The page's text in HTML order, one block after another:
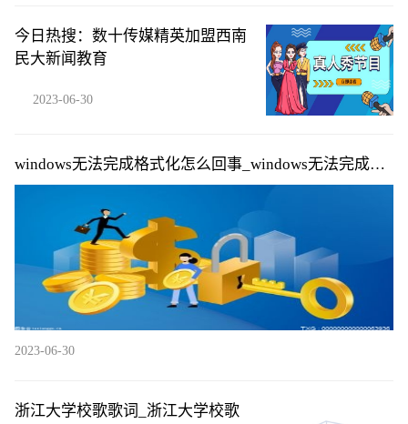
今日热搜：数十传媒精英加盟西南
民大新闻教育
2023-06-30
windows无法完成格式化怎么回事_windows无法完成格
式化的原因|每日快播
2023-06-30
浙江大学校歌歌词_浙江大学校歌